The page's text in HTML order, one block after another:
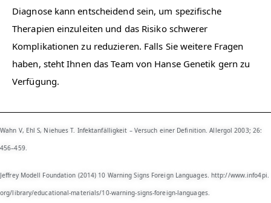
Diagnose kann entscheidend sein, um spezifische
Therapien einzuleiten und das Risiko schwerer
Komplikationen zu reduzieren. Falls Sie weitere Fragen
haben, steht Ihnen das Team von Hanse Genetik gern zu
Verfügung.
Wahn V, Ehl S, Niehues T. Infektanfälligkeit – Versuch einer Definition. Allergol 2003; 26:
456–459.
Jeffrey Modell Foundation (2014) 10 Warning Signs Foreign Languages. http://​www.​info4pi.​
org/​library/​educational-materials/​10-warning-signs-foreign-languages.